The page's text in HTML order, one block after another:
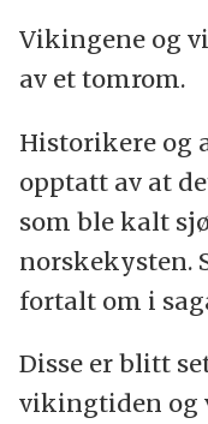
Vikingene og
av et tomrom.
Historikere og
opptatt av at
som ble kalt
norskekysten.
fortalt om i
Disse er blitt
vikingtiden